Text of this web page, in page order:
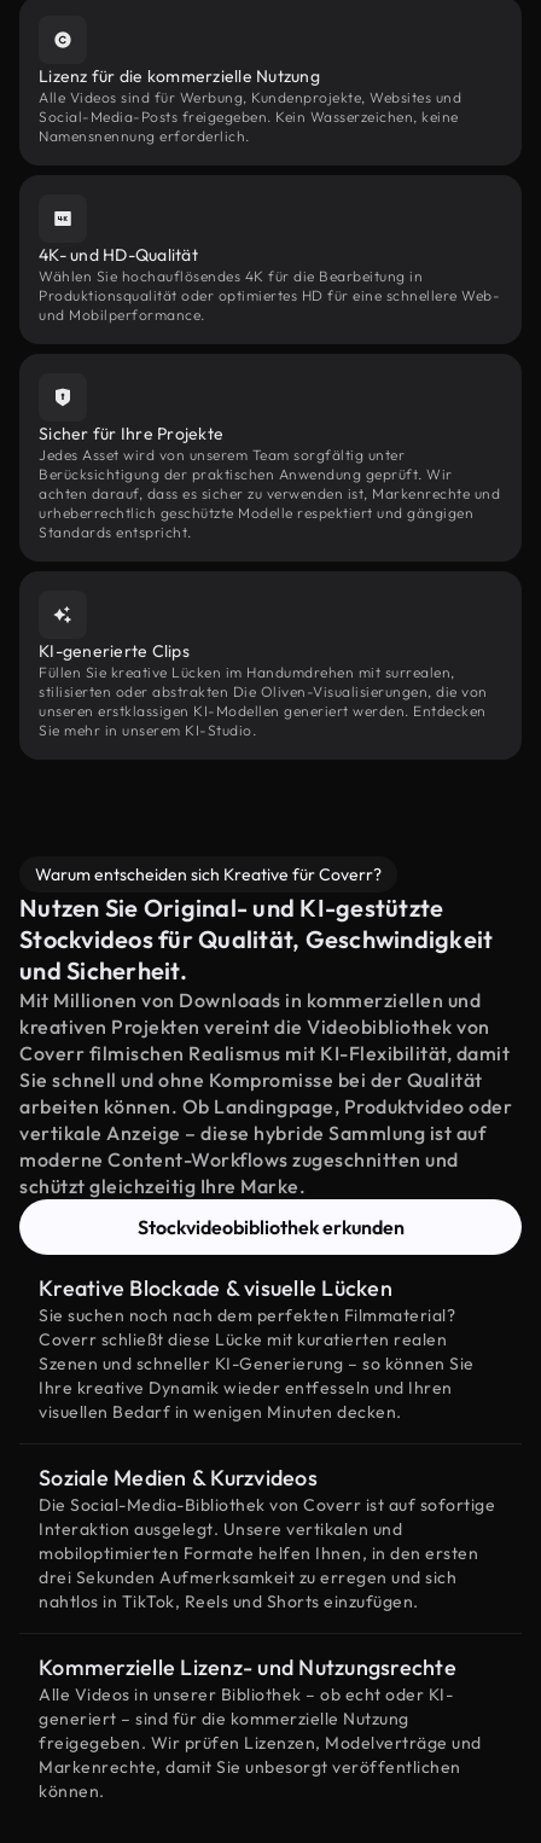
Lizenz für die kommerzielle Nutzung
Alle Videos sind für Werbung, Kundenprojekte, Websites und
Social-Media-Posts freigegeben. Kein Wasserzeichen, keine
Namensnennung erforderlich.
4K- und HD-Qualität
Wählen Sie hochauflösendes 4K für die Bearbeitung in
Produktionsqualität oder optimiertes HD für eine schnellere Web-
und Mobilperformance.
Sicher für Ihre Projekte
Jedes Asset wird von unserem Team sorgfältig unter
Berücksichtigung der praktischen Anwendung geprüft. Wir
achten darauf, dass es sicher zu verwenden ist, Markenrechte und
urheberrechtlich geschützte Modelle respektiert und gängigen
Standards entspricht.
KI-generierte Clips
Füllen Sie kreative Lücken im Handumdrehen mit surrealen,
stilisierten oder abstrakten Die Oliven-Visualisierungen, die von
unseren erstklassigen KI-Modellen generiert werden. Entdecken
Sie mehr in unserem KI-Studio.
Warum entscheiden sich Kreative für Coverr?
Nutzen Sie Original- und KI-gestützte
Stockvideos für Qualität, Geschwindigkeit
und Sicherheit.
Mit Millionen von Downloads in kommerziellen und
kreativen Projekten vereint die Videobibliothek von
Coverr filmischen Realismus mit KI-Flexibilität, damit
Sie schnell und ohne Kompromisse bei der Qualität
arbeiten können. Ob Landingpage, Produktvideo oder
vertikale Anzeige – diese hybride Sammlung ist auf
moderne Content-Workflows zugeschnitten und
schützt gleichzeitig Ihre Marke.
Stockvideobibliothek erkunden
Kreative Blockade & visuelle Lücken
Sie suchen noch nach dem perfekten Filmmaterial?
Coverr schließt diese Lücke mit kuratierten realen
Szenen und schneller KI-Generierung – so können Sie
Ihre kreative Dynamik wieder entfesseln und Ihren
visuellen Bedarf in wenigen Minuten decken.
Soziale Medien & Kurzvideos
Die Social-Media-Bibliothek von Coverr ist auf sofortige
Interaktion ausgelegt. Unsere vertikalen und
mobiloptimierten Formate helfen Ihnen, in den ersten
drei Sekunden Aufmerksamkeit zu erregen und sich
nahtlos in TikTok, Reels und Shorts einzufügen.
Kommerzielle Lizenz- und Nutzungsrechte
Alle Videos in unserer Bibliothek – ob echt oder KI-
generiert – sind für die kommerzielle Nutzung
freigegeben. Wir prüfen Lizenzen, Modelverträge und
Markenrechte, damit Sie unbesorgt veröffentlichen
können.